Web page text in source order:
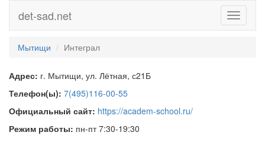
Toggle
det-sad.net
Мытищи Интеграл
Адрес: г. Мытищи, ул. Лётная, с21Б
Телефон(ы): 7(495)116-00-55
Официальный сайт: https://academ-school.ru/
Режим работы: пн-пт 7:30-19:30